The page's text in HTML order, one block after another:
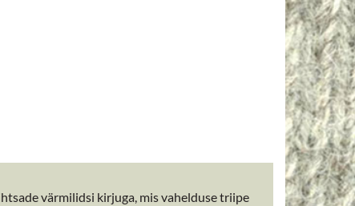
värmilidsi kirjuga, mis vahelduse triipe